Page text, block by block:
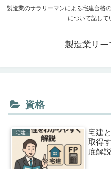
製造業のサラリーマンによる宅建合格
について記して
製造業リ
資格
宅建
宅建
取得
底解説